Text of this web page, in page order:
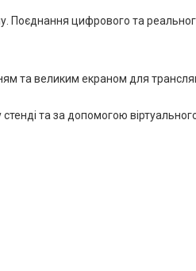
Поєднання цифрового та
та великим екраном для
та за допомогою